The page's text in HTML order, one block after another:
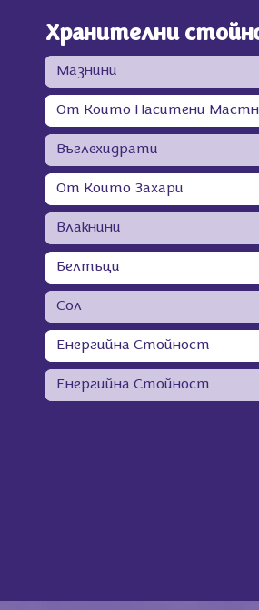
Хранителни
Мазнини
От Които Наситени
Въглехидрати
От Които Захари
Влакнини
Белтъци
Сол
Енергийна Стойност
Енергийна Стойност